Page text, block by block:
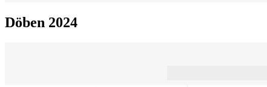
Döben 2024